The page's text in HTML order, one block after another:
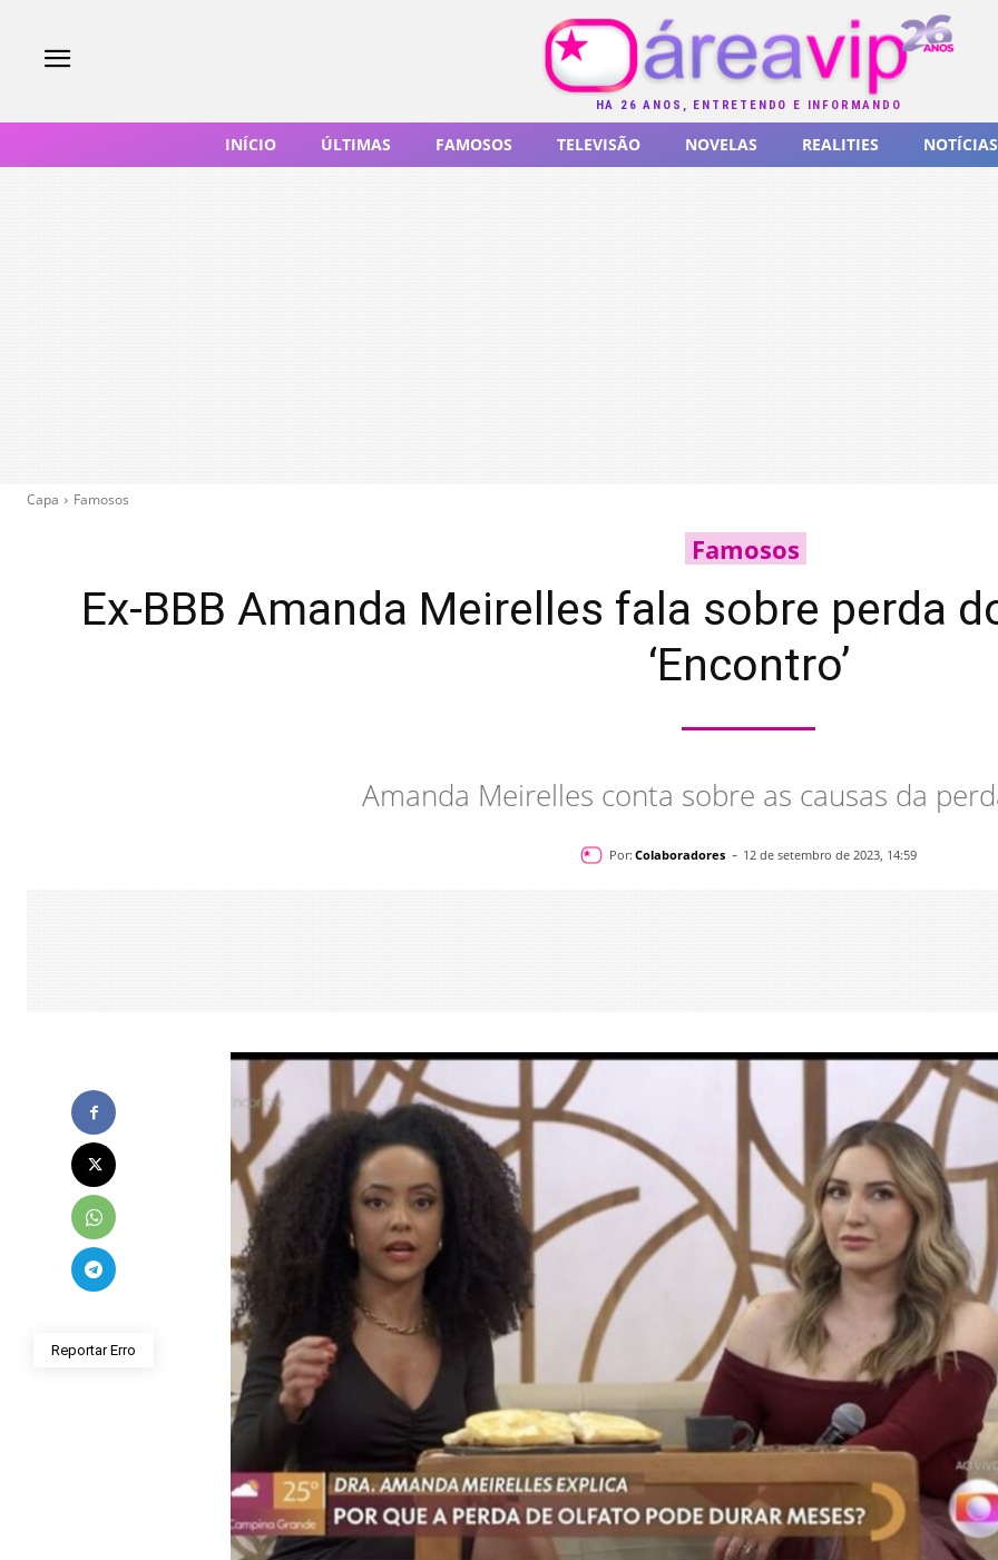
HÁ 26 ANOS, ENTRETENDO E INFORMANDO
INÍCIO ÚLTIMAS FAMOSOS TELEVISÃO NOVELAS REALITIES NOTÍCIAS
Capa Famosos
Famosos
Ex-BBB Amanda Meirelles fala sobre perda
‘Encontro’
Amanda Meirelles conta sobre as causas da
Por: Colaboradores - 12 de setembro de 2023, 14:59
Reportar Erro